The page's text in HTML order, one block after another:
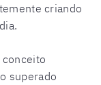
criando
conceito
superado